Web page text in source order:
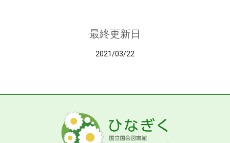
最終更新日
2021/03/22